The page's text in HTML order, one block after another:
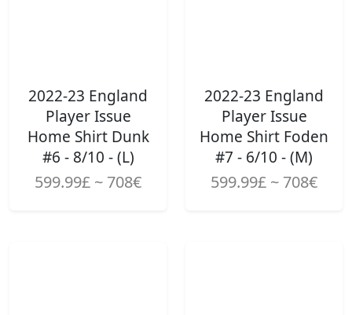
2022-23 England
Player Issue
Home Shirt Dunk
#6 - 8/10 - (L)
599.99£ ~ 708€
2022-23 England
Player Issue
Home Shirt Foden
#7 - 6/10 - (M)
599.99£ ~ 708€